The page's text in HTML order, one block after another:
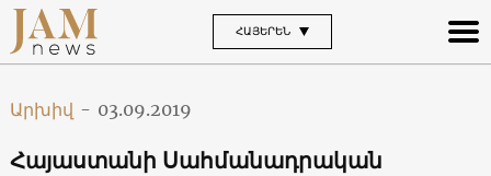
ՀԱՅԵՐԵՆ
Արխիվ - 03.09.2019
Հայաստանի Սահմանադրական